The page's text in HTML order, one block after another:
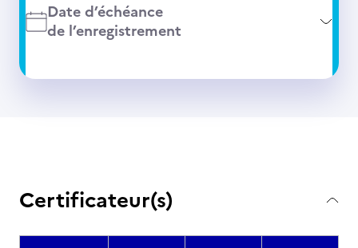
Date d’échéance
de l’enregistrement
Certificateur(s)